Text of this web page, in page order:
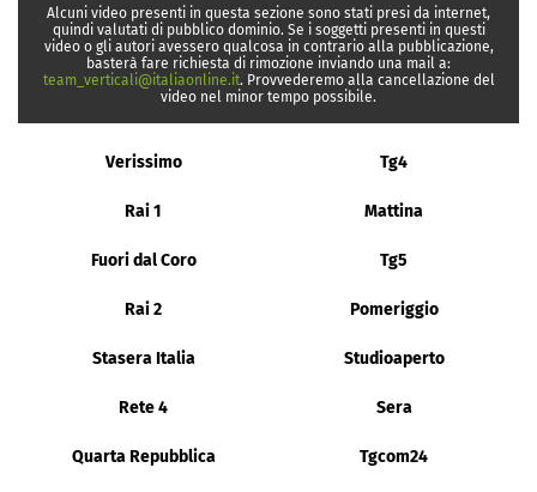
Alcuni video presenti in questa sezione sono stati presi da internet,
quindi valutati di pubblico dominio. Se i soggetti presenti in questi
video o gli autori avessero qualcosa in contrario alla pubblicazione,
basterà fare richiesta di rimozione inviando una mail a:
team_verticali@italiaonline.it. Provvederemo alla cancellazione del
video nel minor tempo possibile.
Verissimo Tg4
Rai 1 Mattina
Fuori dal Coro Tg5
Rai 2 Pomeriggio
Stasera Italia Studioaperto
Rete 4 Sera
Quarta Repubblica Tgcom24